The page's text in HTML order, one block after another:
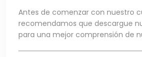
Antes de comenzar con nuestro
recomendamos que descargue
para una mejor comprensión de